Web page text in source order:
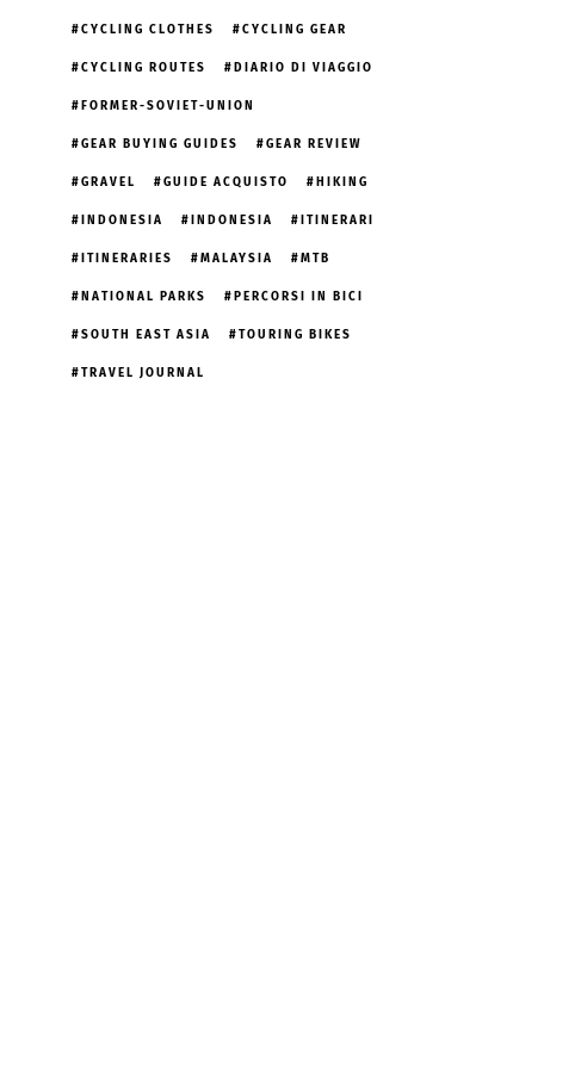
CYCLING CLOTHES CYCLING GEAR
CYCLING ROUTES DIARIO DI VIAGGIO
FORMER-SOVIET-UNION
GEAR BUYING GUIDES GEAR REVIEW
GRAVEL GUIDE ACQUISTO HIKING
INDONESIA INDONESIA ITINERARI
ITINERARIES MALAYSIA MTB
NATIONAL PARKS PERCORSI IN BICI
SOUTH EAST ASIA TOURING BIKES
TRAVEL JOURNAL